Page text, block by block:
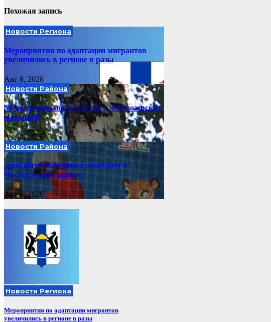
Похожая запись
Новости Региона
Мероприятия по адаптации мигрантов
увеличились в регионе в разы
Авг 8, 2026
Новости Района
Медведь побывал в гостях у чистоозерских
малышей
Авг 8, 2026
Новости Района
День физкультурника отмечают в
Чистоозерном районе
Авг 8, 2026
Новости Региона
Мероприятия по адаптации мигрантов
увеличились в регионе в разы